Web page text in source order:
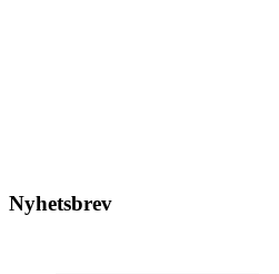
De
Nyhetsbrev